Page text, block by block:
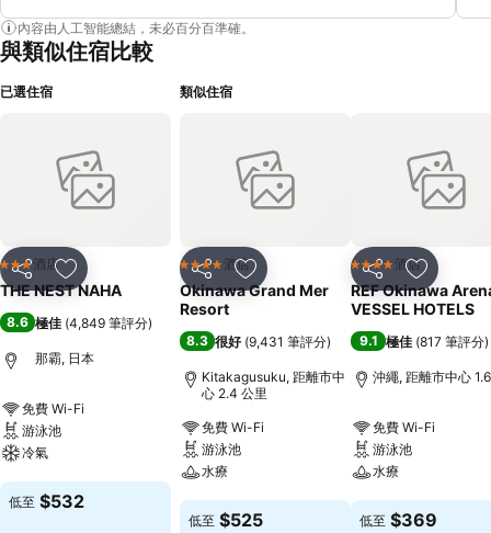
內容由人工智能總結，未必百分百準確。
與類似住宿比較
已選住宿
分享 放到收藏夾
3 星級酒店
THE NEST NAHA
8.6 極佳 (4,849 筆評分)
那霸, 日本
免費 Wi-Fi
游泳池
冷氣
查看價格
低至 $532
類似住宿
分享 放到收藏夾
4 星級 酒店
Okinawa Grand Mer
Resort
8.3 很好 (9,431 筆評分)
Kitakagusuku, 距離市中
心 2.4 公里
免費 Wi-Fi
游泳池
水療
查看價格
低至 $525
分享 放到收藏
4 星級 酒店
REF Okinawa
VESSEL HOTELS
9.1 極佳 (817 筆評分)
沖繩, 距離市中心
免費 Wi-Fi
游泳池
水療
查看價格
低至 $369